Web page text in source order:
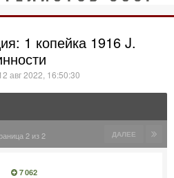
1 копейка 1916 J.
авг 2022, 16:50:30
ДАЛЕЕ
2 из 2
7 062